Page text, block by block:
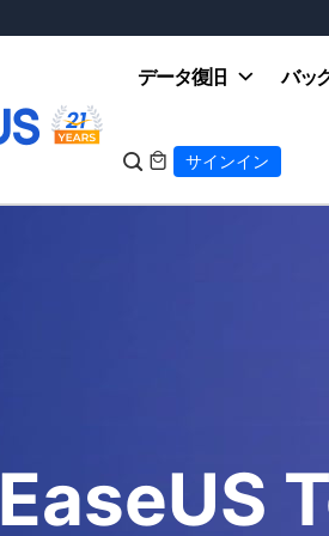
データ復旧 バッ
  サインイン
EaseUS